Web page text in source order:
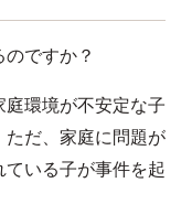
ですか？
庭環境が不安定な子
だ、家庭に問題が
いる子が事件を起